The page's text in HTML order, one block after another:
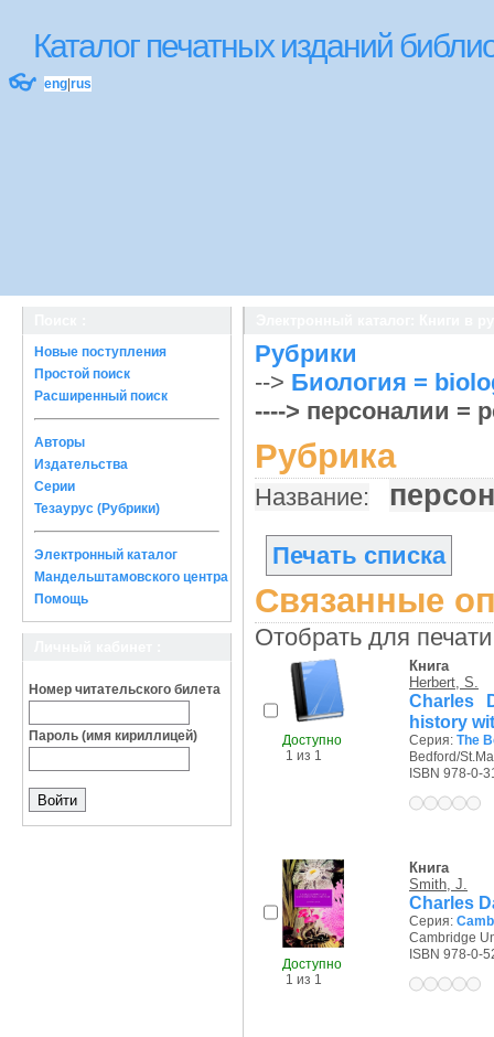
Каталог печатных изданий
👓 eng rus
Новые поступления
Простой поиск
Расширенный поиск
Авторы
Издательства
Серии
Тезаурус (Рубрики)
Электронный каталог
Мандельштамовского центра
Помощь
Номер читательского билета
Пароль (имя кириллицей)
Рубрики
--> Биология =
----> персоналии =
Рубрика
Название:
Печать списка
Связанные
Отобрать для
Доступно
1 из 1
Книга
Herbert, S.
Charles
history
Серия: The
Bedford/
ISBN 978-0-
Доступно
1 из 1
Книга
Smith, J.
Charles
Серия:
Cambridge
ISBN 978-0-